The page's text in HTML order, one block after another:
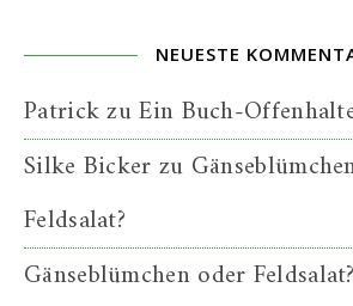
NEUESTE
PatrickzuEin Buch-
Silke Bickerzu
Feldsalat?
Gänseblümchen oder